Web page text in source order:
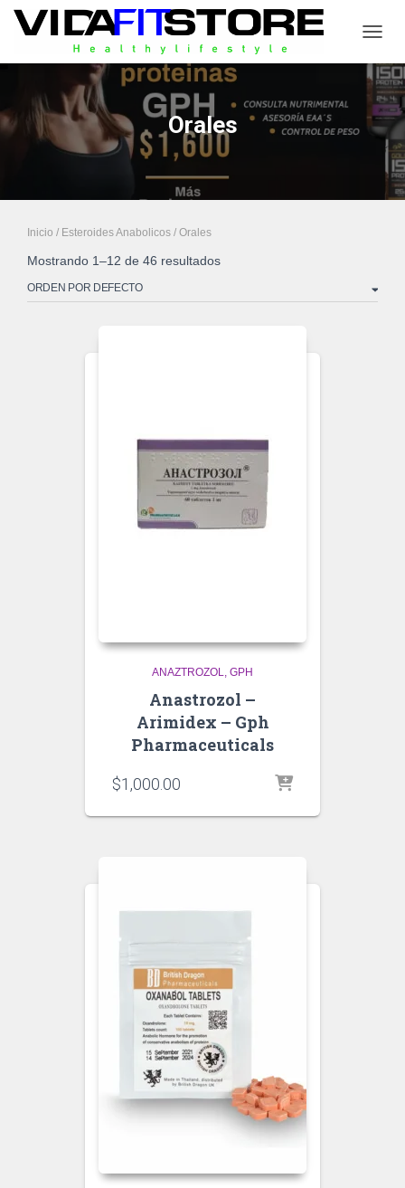
Orales
Inicio / Esteroides Anabolicos / Orales
Mostrando 1–12 de 46 resultados
ANAZTROZOL GPH
Anastrozol –
Arimidex – Gph
Pharmaceuticals
$1,000.00